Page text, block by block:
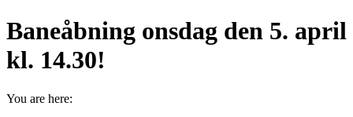
Baneåbning onsdag den 5. april
kl. 14.30!
You are here: